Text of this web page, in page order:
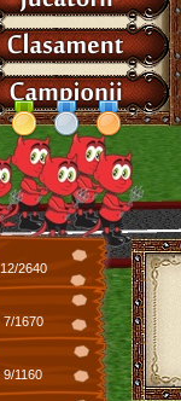
12/2640
7/1670
9/1160